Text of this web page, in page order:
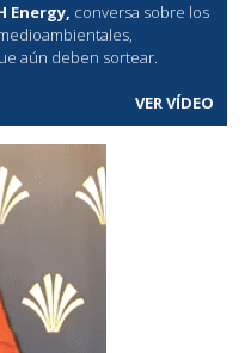
Energy, conversa sobre los
aún deben sortear.
VER VÍDEO